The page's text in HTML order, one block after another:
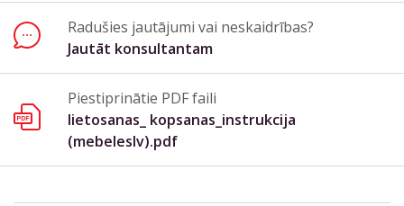
Radušies jautājumi vai neskaidrības?
Jautāt konsultantam
Piestiprinātie PDF faili
lietosanas_ kopsanas_instrukcija
(mebeleslv).pdf
Aizvērt formu
Nosūtīt